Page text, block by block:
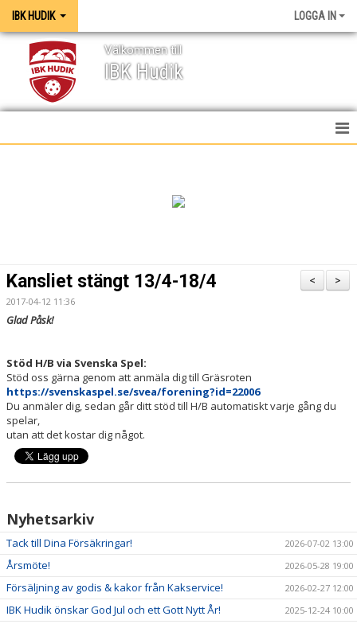
IBK HUDIK LOGGA IN
IBK Hudik
Välkommen till
MEDIA / GRAFISK PROFIL
DOKUMENT
OM KLUBBEN
MEDLEMSINFORMATION
FÖRSÄKRING
MATCHER
BILDER
IBIS INLOGGNING
>
<
Kansliet stängt 13/4-18/4
2017-04-12 11:36
Glad Påsk!
Stöd H/B via Svenska Spel:
Stöd oss gärna genom att anmäla dig till Gräsroten
https://svenskaspel.se/svea/forening?id=22006
Du anmäler dig, sedan går ditt stöd till H/B automatiskt varje gång du
spelar,
utan att det kostar dig något.
Nyhetsarkiv
Tack till Dina Försäkringar! 2026-07-02 13:00
Årsmöte! 2026-05-28 19:00
Försäljning av godis & kakor från Kakservice! 2026-02-27 12:00
IBK Hudik önskar God Jul och ett Gott Nytt År! 2025-12-24 10:00